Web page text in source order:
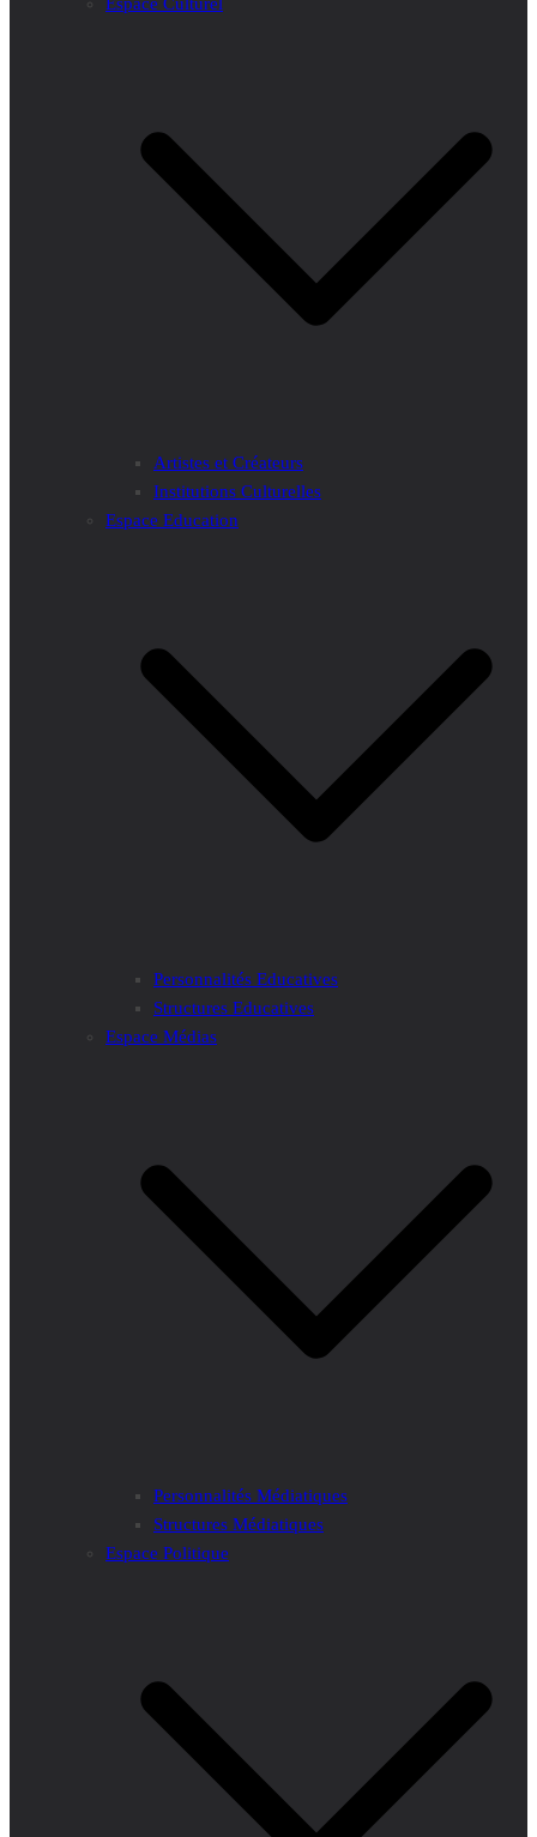
Artistes et Créateurs
Institutions Culturelles
Espace Education
Personnalités Educatives
Structures Educatives
Espace Médias
Personnalités Médiatiques
Structures Médiatiques
Espace Politique